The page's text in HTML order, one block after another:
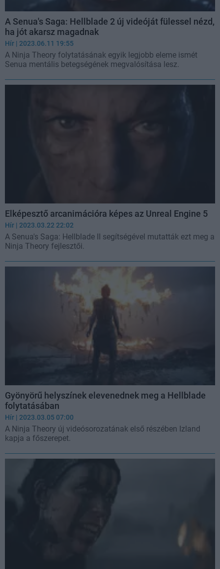
A Senua's Saga: Hellblade 2 új videóját fülessel nézd,
ha jót akarsz magadnak
Hír | 2023.06.11 19:55
A Ninja Theory folytatásának egyik legjobb eleme ismét
Senua mentális betegségének megvalósítása lesz.
Elképesztő arcanimációra képes az Unreal Engine 5
Hír | 2023.03.22 22:02
A Senua's Saga: Hellblade II segítségével mutatták ezt meg a
Ninja Theory fejlesztői.
Gyönyörű helyszínek elevenednek meg a Hellblade
folytatásában
Hír | 2023.03.05 07:00
A Ninja Theory új videósorozatának első részében Izland
kapja a főszerepet.